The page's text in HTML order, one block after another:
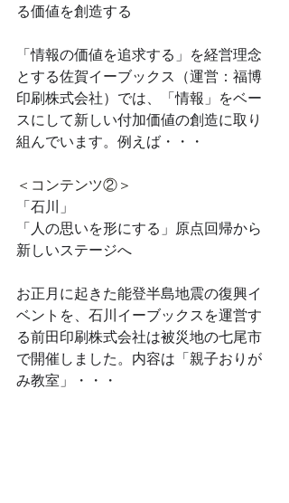
る価値を創造する
「情報の価値を追求する」を経営理念
とする佐賀イーブックス（運営：福博
印刷株式会社）では、「情報」をベー
スにして新しい付加価値の創造に取り
組んでいます。例えば・・・
＜コンテンツ②＞
「石川」
「人の思いを形にする」原点回帰から
新しいステージへ
お正月に起きた能登半島地震の復興イ
ベントを、石川イーブックスを運営す
る前田印刷株式会社は被災地の七尾市
で開催しました。内容は「親子おりが
み教室」・・・